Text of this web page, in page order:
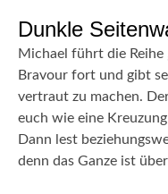
Dunkle
Michael führt die Reihe
Bravour fort und gibt
vertraut zu machen.
euch wie eine
Dann lest
denn das Ganze ist